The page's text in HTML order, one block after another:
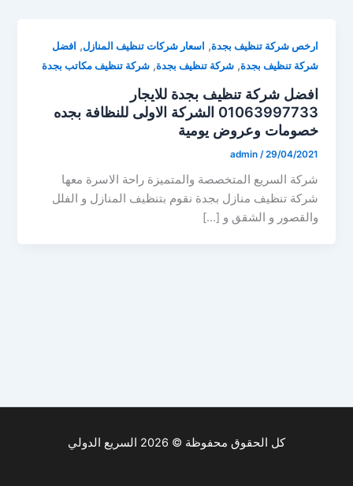
ارخص شركة تنظيف بجدة, اسعار شركات تنظيف المنازل, افضل
شركة تنظيف بجدة,شركة تنظيف بجدة,شركة تنظيف مكاتب بجدة
افضل شركة تنظيف بجدة للايجار
01063997733 الشركة الاولى للنظافة بجده
خصومات وعروض يومية
admin /29/04/2021
شركة السريع المتخصصة والمتميزة راحة الاسرة معها
شركة تنظيف منازل بجدة نقوم بتنظيف المنازل و الفلل
والقصور و الشقق و […]
كل الحقوق محفوظة © 2026 السريع الدولي